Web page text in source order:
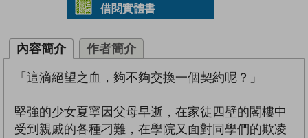
借閱實體書
內容簡介 作者簡介
「這滴絕望之血，夠不夠交換一個契約呢？」
堅強的少女夏寧因父母早逝，在家徒四壁的閣樓中
受到親戚的各種刁難，在學院又面對同學們的欺凌